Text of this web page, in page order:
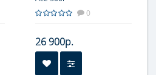
0
26 900р.